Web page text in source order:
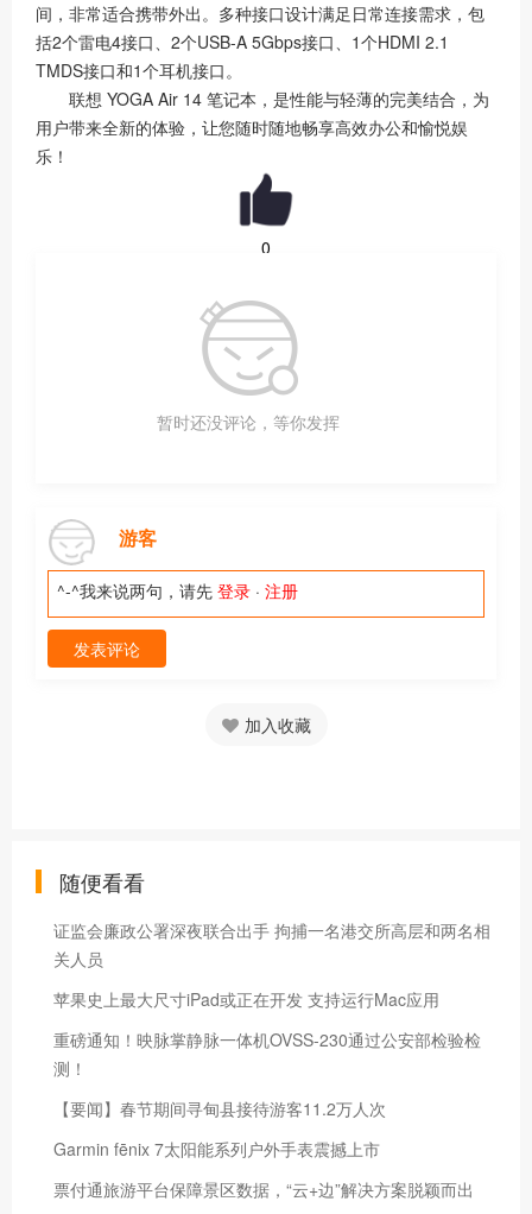
间，非常适合携带外出。多种接口设计满足日常连接需求，包
括2个雷电4接口、2个USB-A 5Gbps接口、1个HDMI 2.1
TMDS接口和1个耳机接口。
联想 YOGA Air 14 笔记本，是性能与轻薄的完美结合，为
用户带来全新的体验，让您随时随地畅享高效办公和愉悦娱
乐！
0
暂时还没评论，等你发挥
游客
^-^我来说两句，请先 登录 · 注册
发表评论
加入收藏
随便看看
证监会廉政公署深夜联合出手 拘捕一名港交所高层和两名相
关人员
苹果史上最大尺寸iPad或正在开发 支持运行Mac应用
重磅通知！映脉掌静脉一体机OVSS-230通过公安部检验检
测！
【要闻】春节期间寻甸县接待游客11.2万人次
Garmin fēnix 7太阳能系列户外手表震撼上市
票付通旅游平台保障景区数据，“云+边”解决方案脱颖而出